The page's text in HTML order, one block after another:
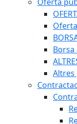
Borsa
Altres